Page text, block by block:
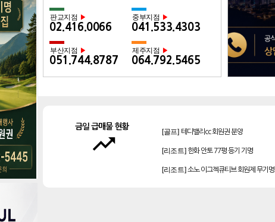
판교지점 ▶
02.416.0066
중부지점 ▶
041.533.4303
부산지점 ▶
051.744.8787
제주지점 ▶
064.792.5465
금일 급매물 현황
trending_up [리조트]한화 안토 77평 등기 기명
[리조트] 소노 이그젝큐티브 회원제 무기명
[리조트]소노호텔앤리조트 로얄 등기 기명